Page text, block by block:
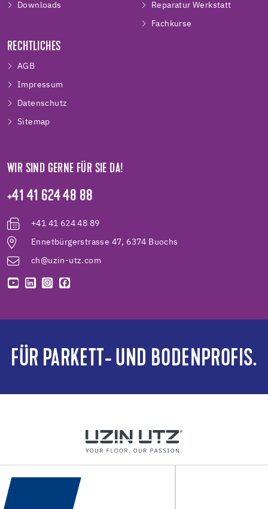
Downloads Reparatur Werkstatt
Fachkurse
RECHTLICHES
AGB
Impressum
Datenschutz
Sitemap
WIR SIND GERNE FÜR SIE DA!
+41 41 624 48 88
+41 41 624 48 89
Ennetbürgerstrasse 47, 6374 Buochs
ch@uzin-utz.com
FÜR PARKETT- UND BODENPROFIS.